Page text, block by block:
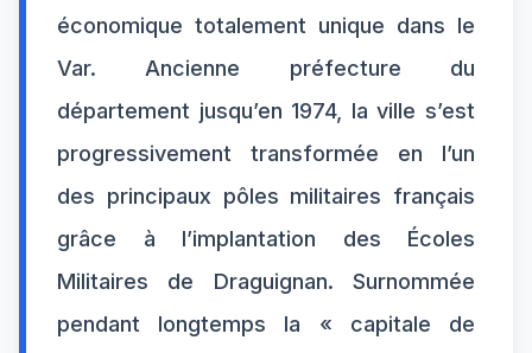
économique totalement unique dans le
Var. Ancienne préfecture du
département jusqu’en 1974, la ville s’est
progressivement transformée en l’un
des principaux pôles militaires français
grâce à l’implantation des Écoles
Militaires de Draguignan. Surnommée
pendant longtemps la « capitale de